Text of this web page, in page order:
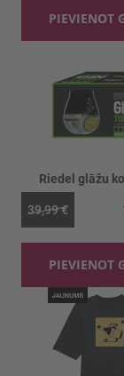
PIEVIENOT
39,99 €
PIEVIENOT